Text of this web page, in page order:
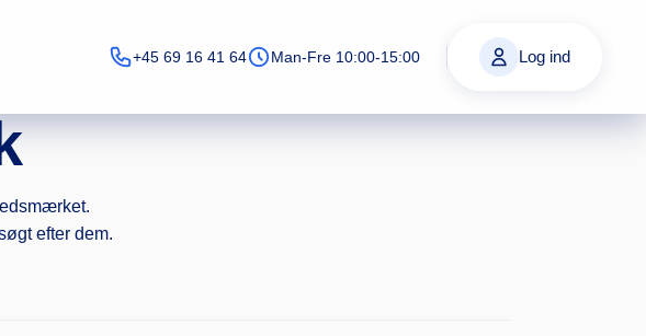
+45 69 16 41 64 Man-Fre 10:00-15:00 Log ind
efter dem.